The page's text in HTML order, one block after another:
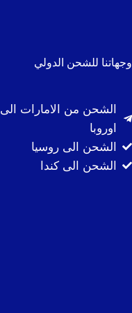
وجهاتنا للشحن الدولي
الشحن من الامارات الى
اوروبا
الشحن الى روسيا
الشحن الى كندا